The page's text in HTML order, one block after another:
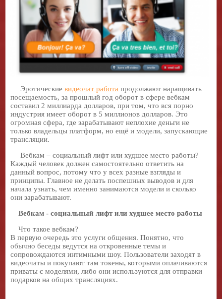
Эротическиевидеочат работа продолжают наращивать
посещаемость, за прошлый год оборот в сфере вебкам
составил 2 миллиарда долларов, при том, что вся порно
индустрия имеет оборот в 5 миллионов долларов. Это
огромная сфера, где зарабатывают неплохие деньги не
только владельцы платформ, но ещё и модели, запускающие
трансляции.
Вебкам – социальный лифт или худшее место работы?
Каждый человек должен самостоятельно ответить на
данный вопрос, потому что у всех разные взгляды и
принципы. Главное не делать поспешных выводов и для
начала узнать, чем именно занимаются модели и сколько
они зарабатывают.
Вебкам - социальный лифт или худшее место работы
Что такое вебкам?
В первую очередь это услуги общения. Понятно, что
обычно беседы ведутся на откровенные темы и
сопровождаются интимными шоу. Пользователи заходят в
видеочаты и покупают там токены, которыми оплачиваются
приваты с моделями, либо они используются для отправки
подарков на общих трансляциях.